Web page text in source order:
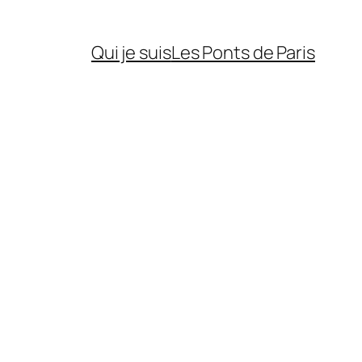
Qui je suisLes Ponts de Paris